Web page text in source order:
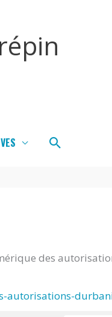
des
autorisations-